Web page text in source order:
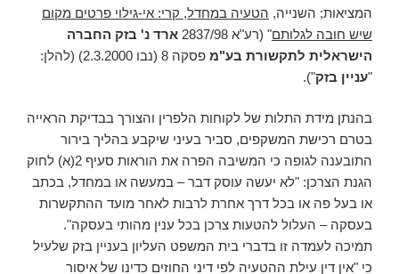
המציאות; השנייה, הטעיה במחדל, קרי: אי-גילוי פרטים מקום
שיש חובה לגלותם" (רע"א 2837/98
ארד נ' בזק החברה
הישראלית לתקשורת בע"מ
פסקה 8 (נבו 2.3.2000) (להלן:
"עניין בזק").
בהנתן מידת התלות של לקוחות הלפרין והצורך בבדיקת הראייה
בטרם רכישת המשקפים, סביר בעיני שיקבע בהליך בירור
התובענה לגופה כי המשיבה הפרה את הוראות סעיף 2(א) לחוק
הגנת הצרכן: "לא יעשה עוסק דבר – במעשה או במחדל, בכתב
או בעל פה או בכל דרך אחרת לרבות לאחר מועד ההתקשרות
בעסקה – העלול להטעות צרכן בכל ענין מהותי בעסקה".
תמיכה לעמדה זו בדברי בית המשפט העליון בעניין בזק שלעיל
כי "אין דין עילת ההטעיה לפי דיני החוזים כדינו של איסור